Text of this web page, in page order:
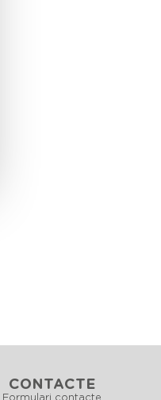
CONTACTE